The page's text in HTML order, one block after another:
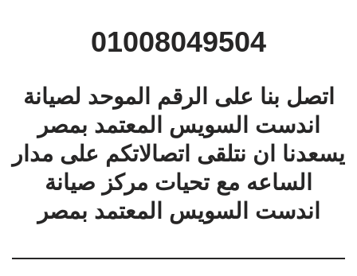
01008049504
اتصل بنا على الرقم الموحد لصيانة
اندست السويس المعتمد بمصر
يسعدنا ان نتلقى اتصالاتكم على مدار
الساعه مع تحيات مركز صيانة
اندست السويس المعتمد بمصر